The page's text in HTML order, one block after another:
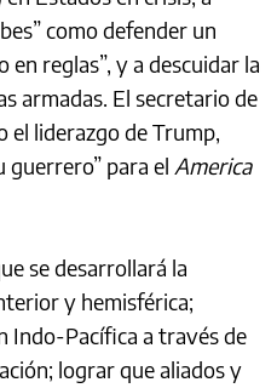
como defender un
reglas”, y a descuidar la
armadas. El secretario de
el liderazgo de Trump,
guerrero” para el America
se desarrollará la
y hemisférica;
Indo-Pacífica a través de
lograr que aliados y